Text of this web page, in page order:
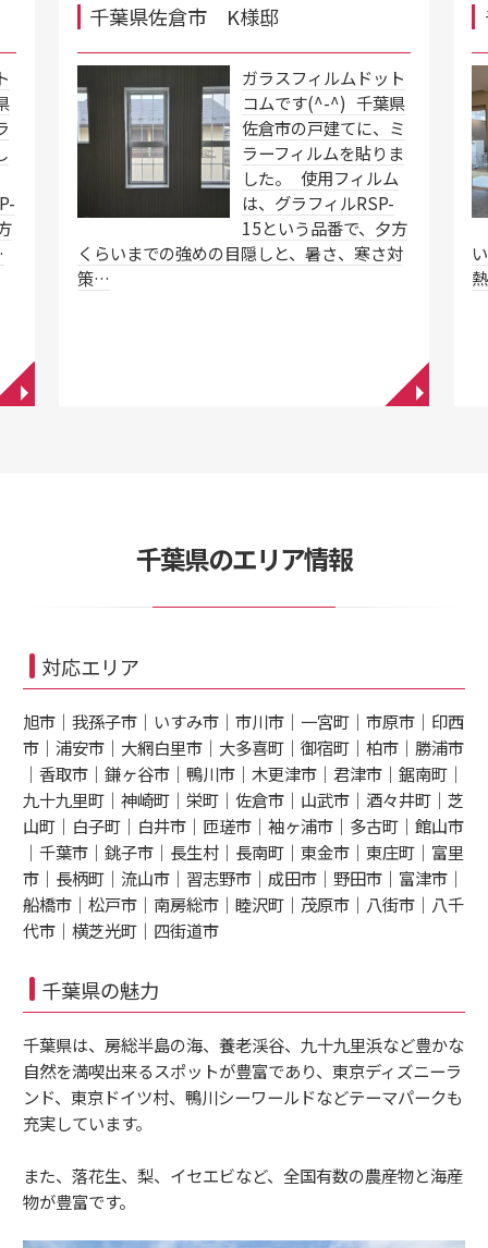
◥
千葉県佐倉市 K様邸
ガラスフィルムドット
コムです(^-^) 千葉県
佐倉市の戸建てに、ミ
ラーフィルムを貼りま
した。 使用フィルム
は、グラフィルRSP-
15という品番で、夕方
くらいまでの強めの目隠しと、暑さ、寒さ対
策…
◥
千葉県のエリア情報
対応エリア
旭市｜我孫子市｜いすみ市｜市川市｜一宮町｜市原市｜印西
市｜浦安市｜大網白里市｜大多喜町｜御宿町｜柏市｜勝浦市
｜香取市｜鎌ヶ谷市｜鴨川市｜木更津市｜君津市｜鋸南町｜
九十九里町｜神崎町｜栄町｜佐倉市｜山武市｜酒々井町｜芝
山町｜白子町｜白井市｜匝瑳市｜袖ヶ浦市｜多古町｜館山市
｜千葉市｜銚子市｜長生村｜長南町｜東金市｜東庄町｜富里
市｜長柄町｜流山市｜習志野市｜成田市｜野田市｜富津市｜
船橋市｜松戸市｜南房総市｜睦沢町｜茂原市｜八街市｜八千
代市｜横芝光町｜四街道市
千葉県の魅力
千葉県は、房総半島の海、養老渓谷、九十九里浜など豊かな
自然を満喫出来るスポットが豊富であり、東京ディズニーラ
ンド、東京ドイツ村、鴨川シーワールドなどテーマパークも
充実しています。
また、落花生、梨、イセエビなど、全国有数の農産物と海産
物が豊富です。